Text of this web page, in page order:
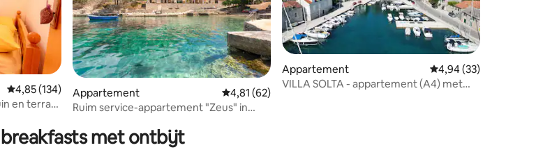
recensies
Gemiddelde beoordeling van 4,85 op 5, 134 recensies
4,85 (134)
en terras,
Appartement Gemiddelde beoordeling van 4,81 op 5, 62 recensies
4,81 (62)
Ruim service-appartement "Zeus" in
Appartement Gemiddelde
4,94 (33)
VILLA SOLTA - appartement (A4) met
breakfasts met ontbijt